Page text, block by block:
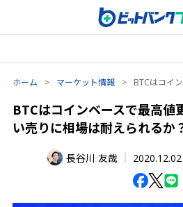
ホーム > マーケット情報 > BTCはコイ
BTCはコインベースで最高
い売りに相場は耐えられるか
長谷川 友哉 2020.12.02